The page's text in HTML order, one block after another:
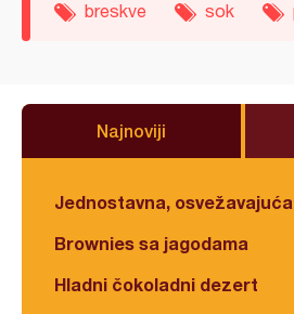
breskve sok
Najnoviji
Jednostavna,
Brownies sa jagodama
Hladni čokoladni dezert